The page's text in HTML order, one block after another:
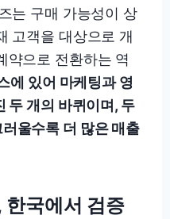
는 구매 가능성이 상
고객을 대상으로 개
약으로 전환하는 역
에 있어 마케팅과 영
두 개의 바퀴이며, 두
울수록 더 많은 매출
한국에서 검증